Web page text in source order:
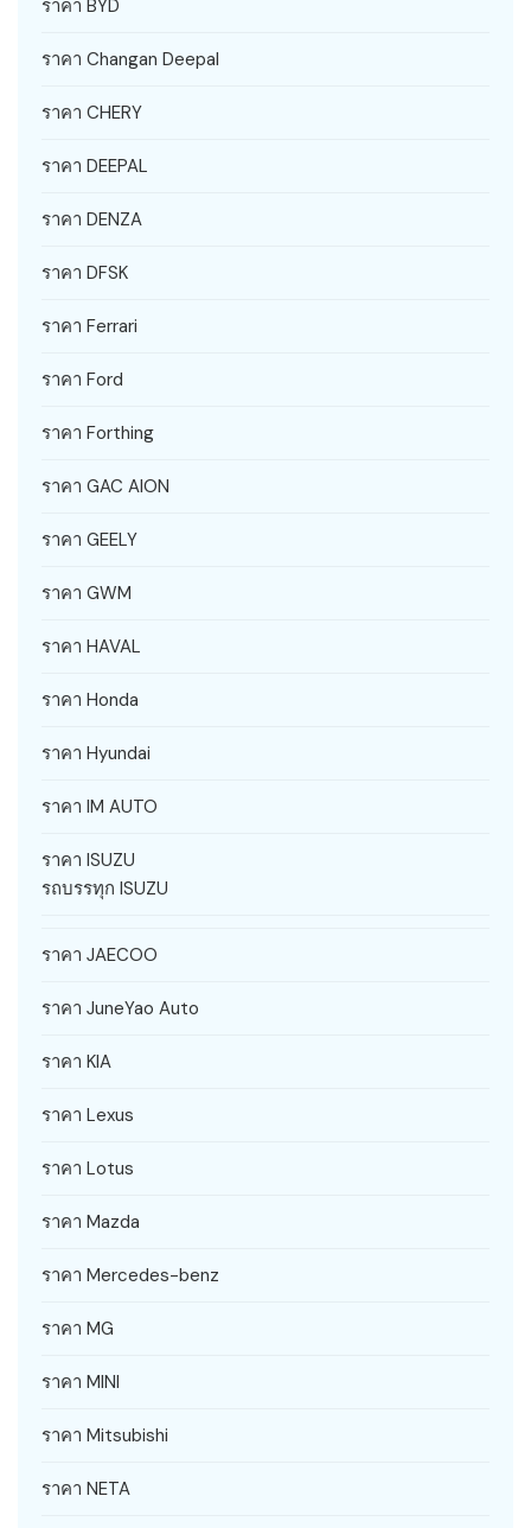
ราคา BYD
ราคา Changan Deepal
ราคา CHERY
ราคา DEEPAL
ราคา DENZA
ราคา DFSK
ราคา Ferrari
ราคา Ford
ราคา Forthing
ราคา GAC AION
ราคา GEELY
ราคา GWM
ราคา HAVAL
ราคา Honda
ราคา Hyundai
ราคา IM AUTO
ราคา ISUZU
รถบรรทุก ISUZU
ราคา JAECOO
ราคา JuneYao Auto
ราคา KIA
ราคา Lexus
ราคา Lotus
ราคา Mazda
ราคา Mercedes-benz
ราคา MG
ราคา MINI
ราคา Mitsubishi
ราคา NETA